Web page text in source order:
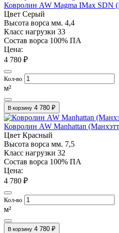
Ковролин AW Magma IMax SDN
Цвет Серый
Высота ворса мм. 4,4
Класс нагрузки 33
Состав ворса 100% ПА
Цена:
4 780 ₽
Кол-во
м²
В корзину 4 780 ₽
Ковролин AW Manhattan
Цвет Красный
Высота ворса мм. 7,5
Класс нагрузки 32
Состав ворса 100% ПА
Цена:
4 780 ₽
Кол-во
м²
В корзину 4 780 ₽